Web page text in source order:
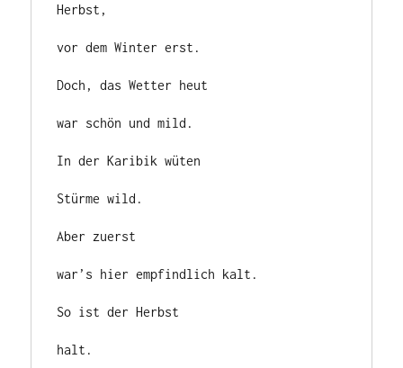
Herbst,
vor dem Winter erst.
Doch, das Wetter heut
war schön und mild.
In der Karibik wüten
Stürme wild.
Aber zuerst
war’s hier empfindlich kalt.
So ist der Herbst
halt.